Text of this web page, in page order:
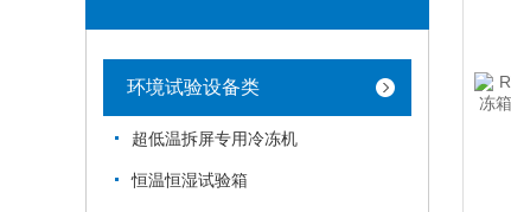
环境试验设备类
超低温拆屏专用冷冻机
恒温恒湿试验箱